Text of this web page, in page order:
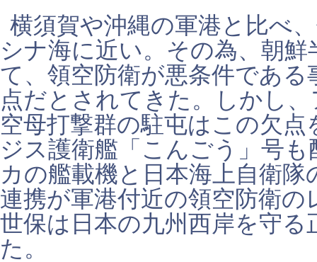
横須賀や沖縄の軍港と比べ
シナ海に近い。その為、朝
て、領空防衛が悪条件であ
点だとされてきた。しかし
空母打撃群の駐屯はこの欠
ジス護衛艦「こんごう」号
カの艦載機と日本海上自衛
連携が軍港付近の領空防衛
世保は日本の九州西岸を守
た。